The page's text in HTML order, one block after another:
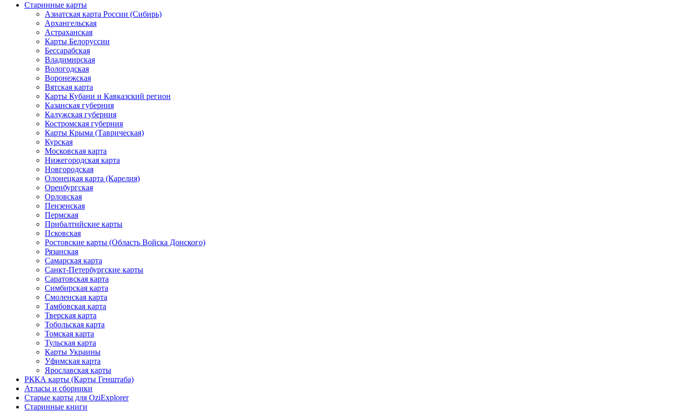
Старинные карты
Азиатская карта России (Сибирь)
Архангельская
Астраханская
Карты Белоруссии
Бессарабская
Владимирская
Вологодская
Воронежская
Вятская карта
Карты Кубани и Кавказский регион
Казанская губерния
Калужская губерния
Костромская губерния
Карты Крыма (Таврическая)
Курская
Московская карта
Нижегородская карта
Новгородская
Олонецкая карта (Карелия)
Оренбургская
Орловская
Пензенская
Пермская
Прибалтийские карты
Псковская
Ростовские карты (Область Войска Донского)
Рязанская
Самарская карта
Санкт-Петербургские карты
Саратовская карта
Симбирская карта
Смоленская карта
Тамбовская карта
Тверская карта
Тобольская карта
Томская карта
Тульская карта
Карты Украины
Уфимская карта
Ярославская карты
РККА карты (Карты Генштаба)
Атласы и сборники
Старые карты для OziExplorer
Старинные книги